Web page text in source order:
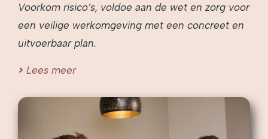
Voorkom risico’s, voldoe aan de wet en zorg voor
een veilige werkomgeving met een concreet en
uitvoerbaar plan.
Lees meer